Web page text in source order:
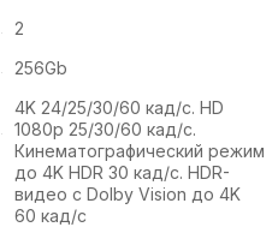
2
256Gb
4K 24/25/30/60 кад/с. HD
1080p 25/30/60 кад/с.
Кинематографический режим
до 4K HDR 30 кад/с. HDR-
видео с Dolby Vision до 4K
60 кад/с